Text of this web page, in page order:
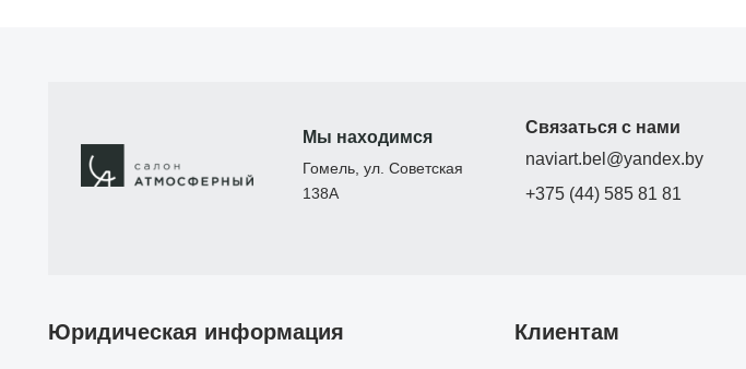
Мы находимся
Гомель, ул. Советская
138А
Связаться с нами
naviart.bel@yandex.by
+375 (44) 585 81 81
Юридическая информация Клиентам